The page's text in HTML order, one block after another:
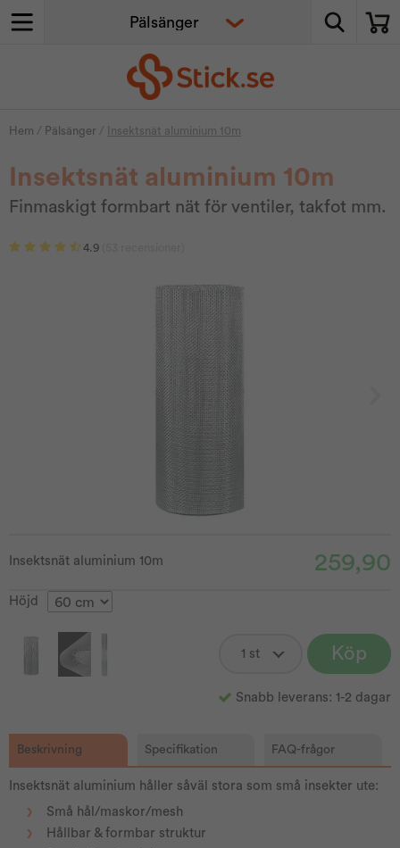
Hem / Pälsänger / Insektsnät aluminium 10m
Insektsnät aluminium 10m
Finmaskigt formbart nät för ventiler, takfot mm.
4.9
Insektsnät aluminium 10m 259,90
Höjd
Köp
Snabb leverans: 1-2 dagar
Beskrivning Specifikation FAQ-frågor
Insektsnät aluminium håller såväl stora som små insekter ute:
Små hål/maskor/mesh
Hållbar & formbar struktur